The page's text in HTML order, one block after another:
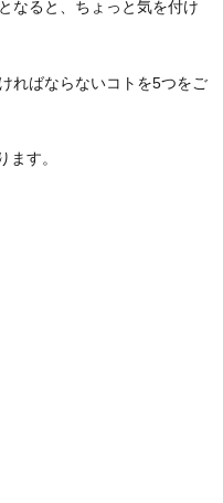
なると、ちょっと気を付け
ればならないコトを5つをご
す。